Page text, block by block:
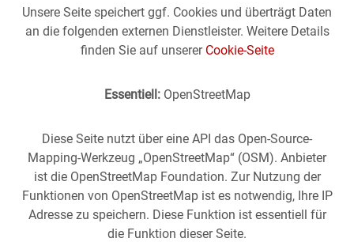
Unsere Seite speichert ggf. Cookies und überträgt Daten
an die folgenden externen Dienstleister. Weitere Details
finden Sie auf unserer Cookie-Seite
Essentiell:OpenStreetMap
Diese Seite nutzt über eine API das Open-Source-
Mapping-Werkzeug „OpenStreetMap“ (OSM). Anbieter
ist die OpenStreetMap Foundation. Zur Nutzung der
Funktionen von OpenStreetMap ist es notwendig, Ihre IP
Adresse zu speichern. Diese Funktion ist essentiell für
die Funktion dieser Seite.